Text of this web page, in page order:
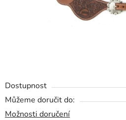
Dostupnost
Můžeme doručit do:
Možnosti doručení